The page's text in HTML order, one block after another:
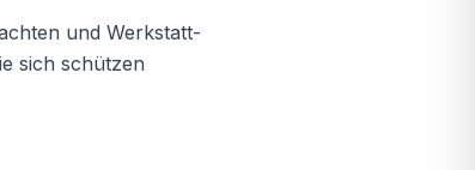
und Werkstatt-
sich schützen